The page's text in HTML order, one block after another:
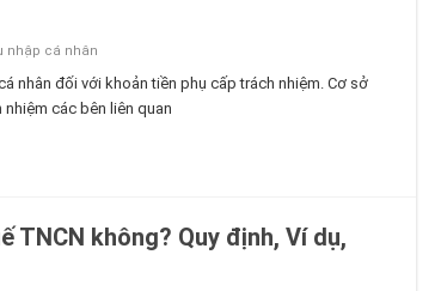
nhập cá nhân
nhân đối với khoản tiền phụ cấp trách nhiệm. Cơ sở
các bên liên quan
TNCN không? Quy định, Ví dụ,